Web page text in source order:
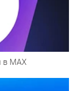
в MAX